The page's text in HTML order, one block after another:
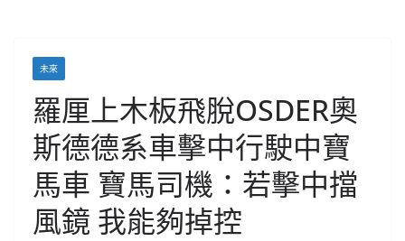
未來
羅厘上木板飛脫OSDER奧
斯德德系車擊中行駛中寶
馬車 寶馬司機：若擊中擋
風鏡 我能夠掉控